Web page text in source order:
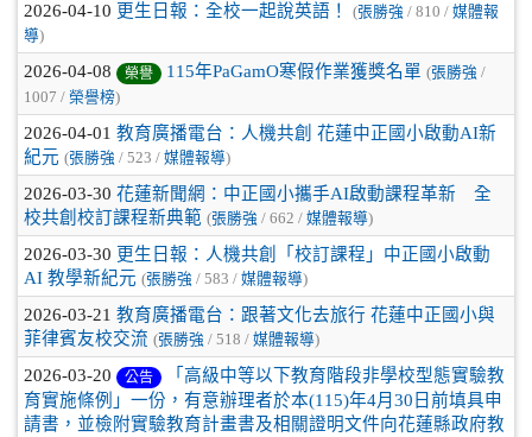
2026-04-10 更生日報：全校一起說英語！ (張勝強 / 810 / 媒體報
導)
2026-04-08 榮譽 115年PaGamO寒假作業獲獎名單 (張勝強 /
1007 / 榮譽榜)
2026-04-01 教育廣播電台：人機共創 花蓮中正國小啟動AI新
紀元 (張勝強 / 523 / 媒體報導)
2026-03-30 花蓮新聞網：中正國小攜手AI啟動課程革新 全
校共創校訂課程新典範 (張勝強 / 662 / 媒體報導)
2026-03-30 更生日報：人機共創「校訂課程」中正國小啟動
AI 教學新紀元 (張勝強 / 583 / 媒體報導)
2026-03-21 教育廣播電台：跟著文化去旅行 花蓮中正國小與
菲律賓友校交流 (張勝強 / 518 / 媒體報導)
2026-03-20 公告
「高級中等以下教育階段非學校型態實驗教
育實施條例」一份，有意辦理者於本(115)年4月30日前填具申
請書，並檢附實驗教育計畫書及相關證明文件向花蓮縣政府教